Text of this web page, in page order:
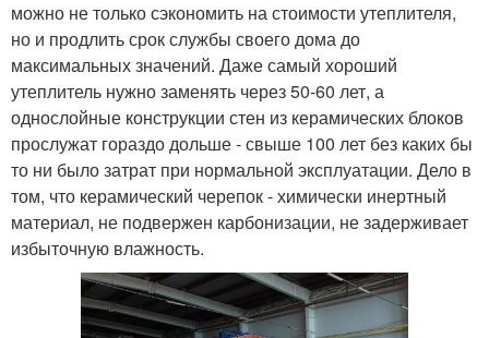
можно не только сэкономить на стоимости утеплителя,
но и продлить срок службы своего дома до
максимальных значений. Даже самый хороший
утеплитель нужно заменять через 50-60 лет, а
однослойные конструкции стен из керамических блоков
прослужат гораздо дольше - свыше 100 лет без каких бы
то ни было затрат при нормальной эксплуатации. Дело в
том, что керамический черепок - химически инертный
материал, не подвержен карбонизации, не задерживает
избыточную влажность.